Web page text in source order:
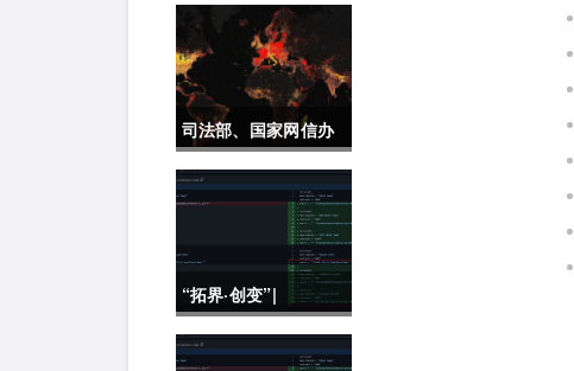
司法部、国家网信办
加快推动制定《未成
年人网络保护条例》
“拓界·创变”|
2022K+全球软件研发